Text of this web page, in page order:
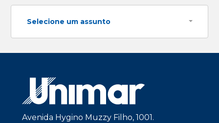
Selecione um assunto
Avenida Hygino Muzzy Filho, 1001.